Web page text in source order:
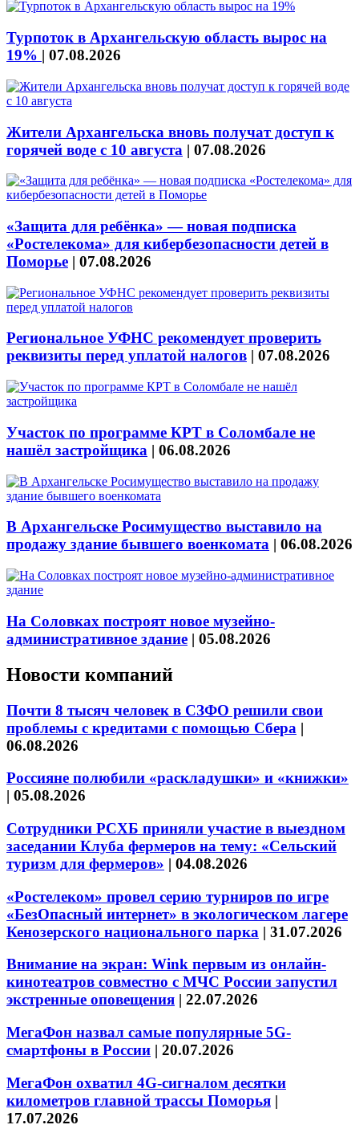
Турпоток в Архангельскую область вырос на
19% | 07.08.2026
Жители Архангельска вновь получат доступ к
горячей воде с 10 августа | 07.08.2026
«Защита для ребёнка» — новая подписка
«Ростелекома» для кибербезопасности детей в
Поморье | 07.08.2026
Региональное УФНС рекомендует проверить
реквизиты перед уплатой налогов | 07.08.2026
Участок по программе КРТ в Соломбале не
нашёл застройщика | 06.08.2026
В Архангельске Росимущество выставило на
продажу здание бывшего военкомата | 06.08.2026
На Соловках построят новое музейно-
административное здание | 05.08.2026
Новости компаний
Почти 8 тысяч человек в СЗФО решили свои
проблемы с кредитами с помощью Сбера |
06.08.2026
Россияне полюбили «раскладушки» и «книжки»
| 05.08.2026
Сотрудники РСХБ приняли участие в выездном
заседании Клуба фермеров на тему: «Сельский
туризм для фермеров» | 04.08.2026
«Ростелеком» провел серию турниров по игре
«БезОпасный интернет» в экологическом лагере
Кенозерского национального парка | 31.07.2026
Внимание на экран: Wink первым из онлайн-
кинотеатров совместно с МЧС России запустил
экстренные оповещения | 22.07.2026
МегаФон назвал самые популярные 5G-
смартфоны в России | 20.07.2026
МегаФон охватил 4G-сигналом десятки
километров главной трассы Поморья |
17.07.2026